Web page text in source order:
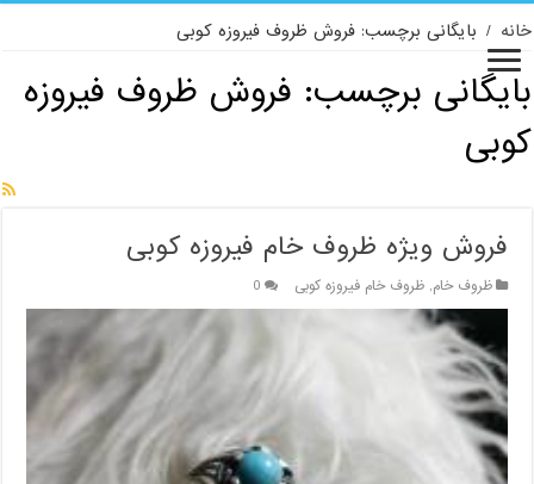
خانه / بایگانی برچسب: فروش ظروف فیروزه کوبی
بایگانی برچسب: فروش ظروف فیروزه
کوبی
فروش ویژه ظروف خام فیروزه کوبی
ظروف خام,ظروف خام فیروزه کوبی 0